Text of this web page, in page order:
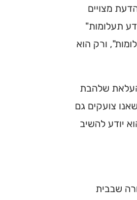
מצויים
תעלומות"
ורק הוא
שלהבת
צועקים גם
יודע להשיב
שבבית